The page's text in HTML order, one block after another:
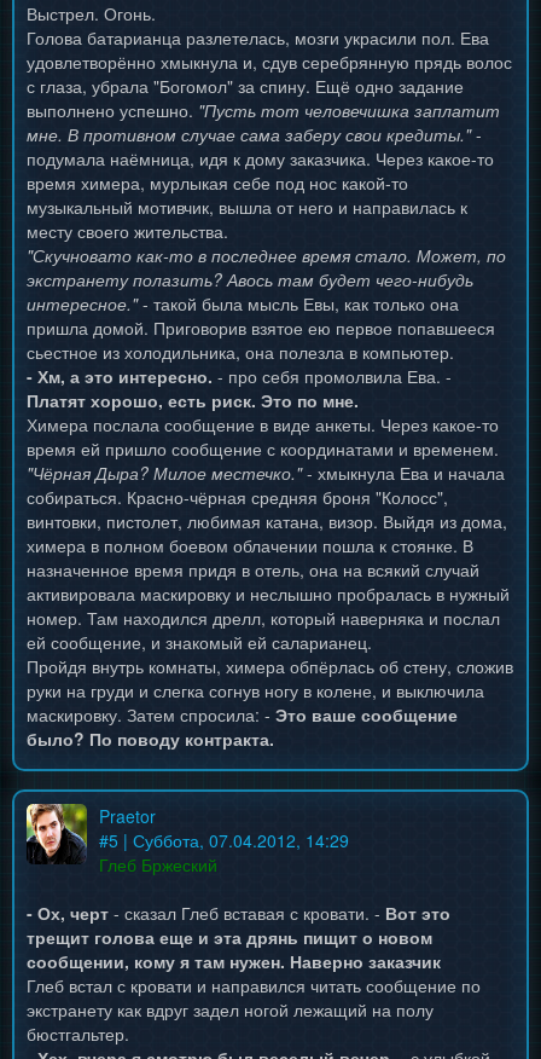
Выстрел. Огонь.
Голова батарианца разлетелась, мозги украсили пол. Ева
удовлетворённо хмыкнула и, сдув серебрянную прядь волос
с глаза, убрала "Богомол" за спину. Ещё одно задание
выполнено успешно. "Пусть тот человечишка заплатит
мне. В противном случае сама заберу свои кредиты."-
подумала наёмница, идя к дому заказчика. Через какое-то
время химера, мурлыкая себе под нос какой-то
музыкальный мотивчик, вышла от него и направилась к
месту своего жительства.
"Скучновато как-то в последнее время стало. Может, по
экстранету полазить? Авось там будет чего-нибудь
интересное."- такой была мысль Евы, как только она
пришла домой. Приговорив взятое ею первое попавшееся
сьестное из холодильника, она полезла в компьютер.
- Хм, а это интересно. - про себя промолвила Ева. -
Платят хорошо, есть риск. Это по мне.
Химера послала сообщение в виде анкеты. Через какое-то
время ей пришло сообщение с координатами и временем.
"Чёрная Дыра? Милое местечко."- хмыкнула Ева и начала
собираться. Красно-чёрная средняя броня "Колосс",
винтовки, пистолет, любимая катана, визор. Выйдя из дома,
химера в полном боевом облачении пошла к стоянке. В
назначенное время придя в отель, она на всякий случай
активировала маскировку и неслышно пробралась в нужный
номер. Там находился дрелл, который наверняка и послал
ей сообщение, и знакомый ей саларианец.
Пройдя внутрь комнаты, химера обпёрлась об стену, сложив
руки на груди и слегка согнув ногу в колене, и выключила
маскировку. Затем спросила: - Это ваше сообщение
было? По поводу контракта.
Praetor
#5 | Суббота, 07.04.2012, 14:29
Глеб Бржеский
- Ох, черт - сказал Глеб вставая с кровати. - Вот это
трещит голова еще и эта дрянь пищит о новом
сообщении, кому я там нужен. Наверно заказчик
Глеб встал с кровати и направился читать сообщение по
экстранету как вдруг задел ногой лежащий на полу
бюстгальтер.